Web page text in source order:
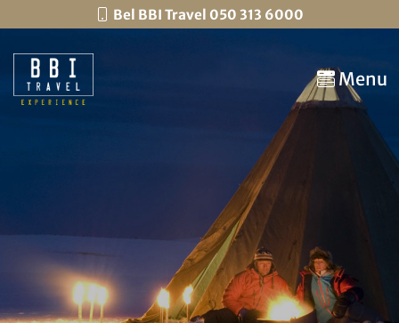
Bel BBI Travel 050 313 6000
Menu